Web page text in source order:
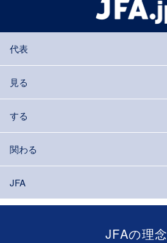
代表
見る
する
関わる
JFA
JFAの理念